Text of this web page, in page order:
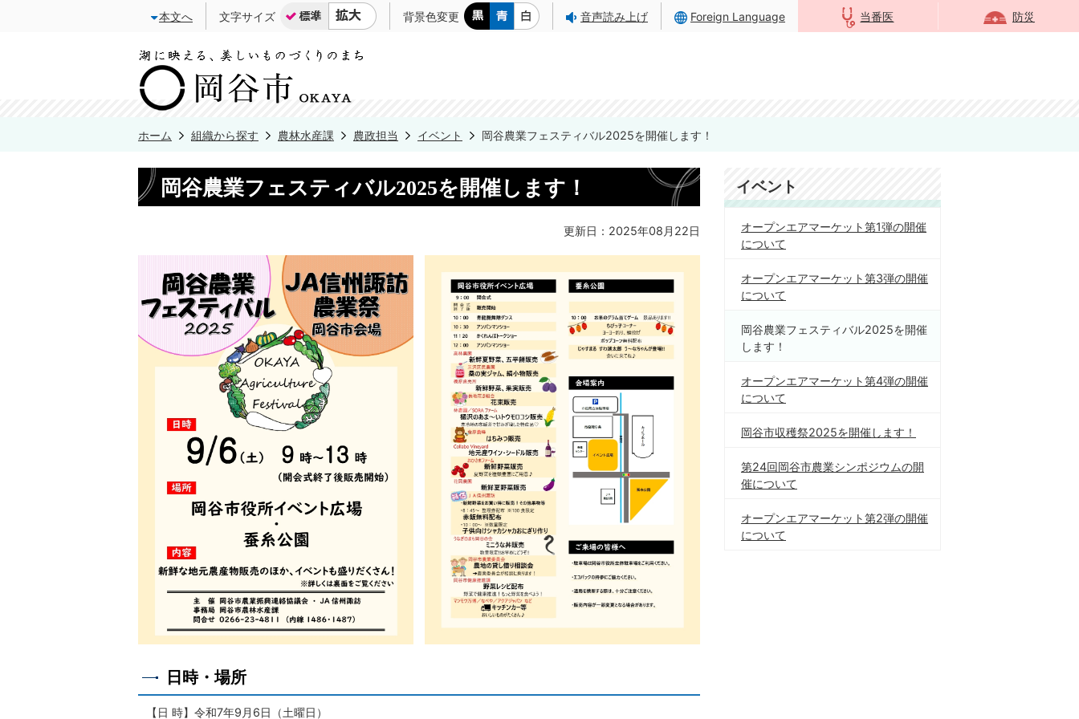
本文へ 文字サイズ 背景色変更 音声読み上げ Foreign Language 当番医 防災
ホーム 組織から探す 農林水産課 農政担当 イベント 岡谷農業フェスティバル2025を開催します！
岡谷農業フェスティバル2025を開催します！
更新日：2025年08月22日
日時・場所
【日 時】令和7年9月6日（土曜日）
イベント
オープンエアマーケット第1弾の開催
について
オープンエアマーケット第3弾の開催
について
岡谷農業フェスティバル2025を開催
します！
オープンエアマーケット第4弾の開催
について
岡谷市収穫祭2025を開催します！
第24回岡谷市農業シンポジウムの開
催について
オープンエアマーケット第2弾の開催
について